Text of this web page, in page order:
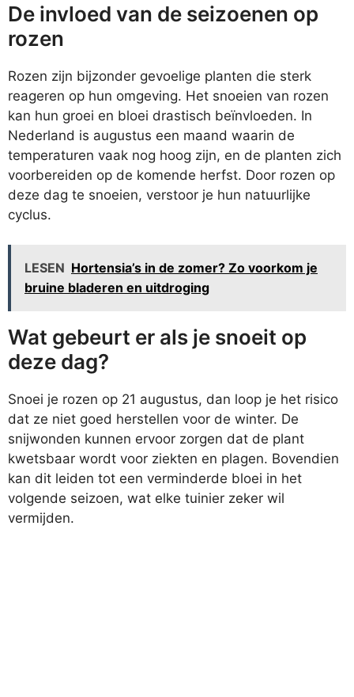
De invloed van de seizoenen op
rozen
Rozen zijn bijzonder gevoelige planten die sterk
reageren op hun omgeving. Het snoeien van rozen
kan hun groei en bloei drastisch beïnvloeden. In
Nederland is augustus een maand waarin de
temperaturen vaak nog hoog zijn, en de planten zich
voorbereiden op de komende herfst. Door rozen op
deze dag te snoeien, verstoor je hun natuurlijke
cyclus.
LESEN Hortensia’s in de zomer? Zo voorkom je
bruine bladeren en uitdroging
Wat gebeurt er als je snoeit op
deze dag?
Snoei je rozen op 21 augustus, dan loop je het risico
dat ze niet goed herstellen voor de winter. De
snijwonden kunnen ervoor zorgen dat de plant
kwetsbaar wordt voor ziekten en plagen. Bovendien
kan dit leiden tot een verminderde bloei in het
volgende seizoen, wat elke tuinier zeker wil
vermijden.